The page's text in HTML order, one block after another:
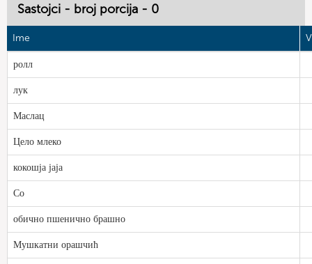
Sastojci - broj porcija - 0
Ime
ролл
лук
Маслац
Цело млеко
кокошја јаја
Со
обично пшенично брашно
Мушкатни орашчић